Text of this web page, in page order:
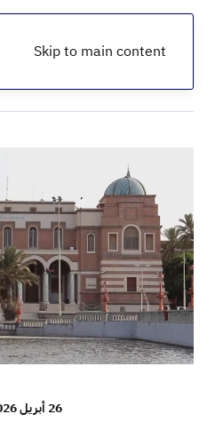
Skip to main content
الرئيسية
26 أبريل 2026